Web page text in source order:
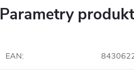
Parametry
EAN: